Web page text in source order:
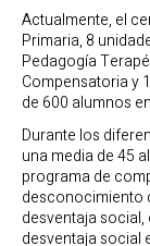
Actualmente, el
Primaria, 8
Pedagogía
Compensatoria y
de 600 alumnos
Durante los
una media de 45
programa de
desconocimiento
desventaja
desventaja social